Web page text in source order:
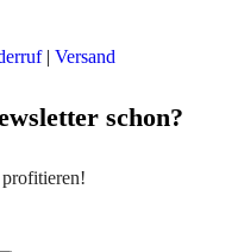
| Versand
schon?